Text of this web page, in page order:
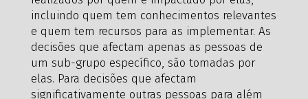
incluindo quem tem conhecimentos relevantes
e quem tem recursos para as implementar. As
decisões que afectam apenas as pessoas de
um sub-grupo específico, são tomadas por
elas. Para decisões que afectam
significativamente outras pessoas para além